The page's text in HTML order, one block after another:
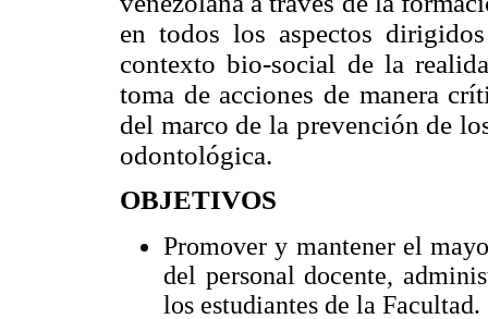
en todos los aspectos
contexto bio-social de la
toma de acciones de manera
del marco de la prevención de
odontológica.
OBJETIVOS
Promover y mantener el
del personal docente,
los estudiantes de la Facultad.